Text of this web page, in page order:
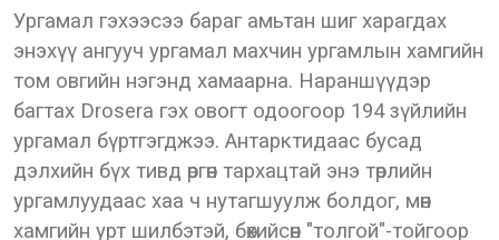
Ургамал гэхээсээ бараг амьтан шиг харагдах
энэхүү ангууч ургамал махчин ургамлын хамгийн
том овгийн нэгэнд хамаарна. Нараншүүдэр
багтах Drosera гэх овогт одоогоор 194 зүйлийн
ургамал бүртгэгджээ. Антарктидаас бусад
дэлхийн бүх тивд өргөн тархацтай энэ төрлийн
ургамлуудаас хаа ч нутагшуулж болдог, мөн
хамгийн урт шилбэтэй, бөхийсөн "толгой"-тойгоор